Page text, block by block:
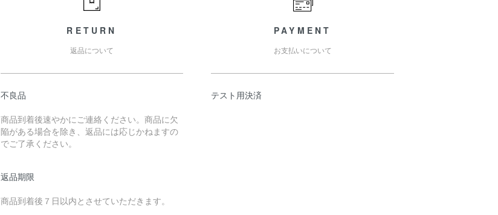
RETURN
返品について
不良品
商品到着後速やかにご連絡ください。商品に欠
陥がある場合を除き、返品には応じかねますの
でご了承ください。
返品期限
商品到着後７日以内とさせていただきます。
PAYMENT
お支払いについて
テスト用決済